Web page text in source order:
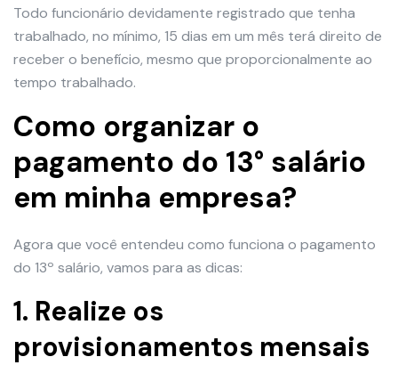
Todo funcionário devidamente registrado que tenha
trabalhado, no mínimo, 15 dias em um mês terá direito de
receber o benefício, mesmo que proporcionalmente ao
tempo trabalhado.
Como organizar o
pagamento do 13° salário
em minha empresa?
Agora que você entendeu como funciona o pagamento
do 13º salário, vamos para as dicas:
1. Realize os
provisionamentos mensais